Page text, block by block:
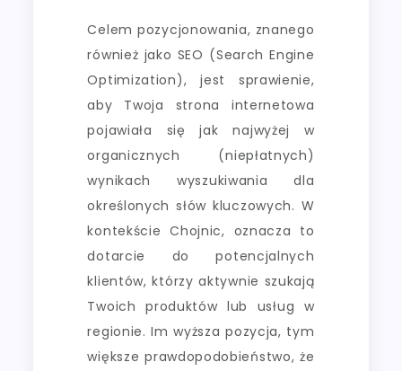
Celem pozycjonowania, znanego
również jako SEO (Search Engine
Optimization), jest sprawienie,
aby Twoja strona internetowa
pojawiała się jak najwyżej w
organicznych (niepłatnych)
wynikach wyszukiwania dla
określonych słów kluczowych. W
kontekście Chojnic, oznacza to
dotarcie do potencjalnych
klientów, którzy aktywnie szukają
Twoich produktów lub usług w
regionie. Im wyższa pozycja, tym
większe prawdopodobieństwo, że